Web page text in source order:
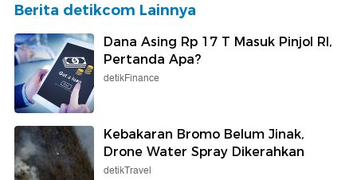
Berita detikcom Lainnya
Dana Asing Rp 17 T Masuk Pinjol RI,
Pertanda Apa?
detikFinance
Kebakaran Bromo Belum Jinak,
Drone Water Spray Dikerahkan
detikTravel